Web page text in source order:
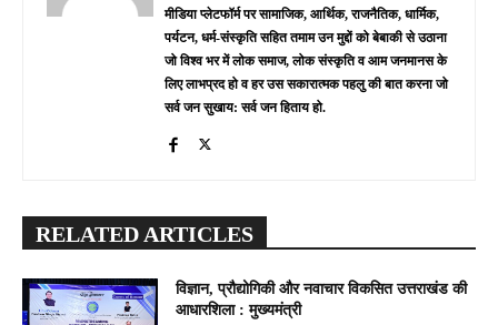
मीडिया प्लेटफॉर्म पर सामाजिक, आर्थिक, राजनैतिक, धार्मिक,
पर्यटन, धर्म-संस्कृति सहित तमाम उन मुद्दों को बेबाकी से उठाना
जो विश्व भर में लोक समाज, लोक संस्कृति व आम जनमानस के
लिए लाभप्रद हो व हर उस सकारात्मक पहलु की बात करना जो
सर्व जन सुखाय: सर्व जन हिताय हो.
RELATED ARTICLES
विज्ञान, प्रौद्योगिकी और नवाचार विकसित उत्तराखंड की
आधारशिला : मुख्यमंत्री